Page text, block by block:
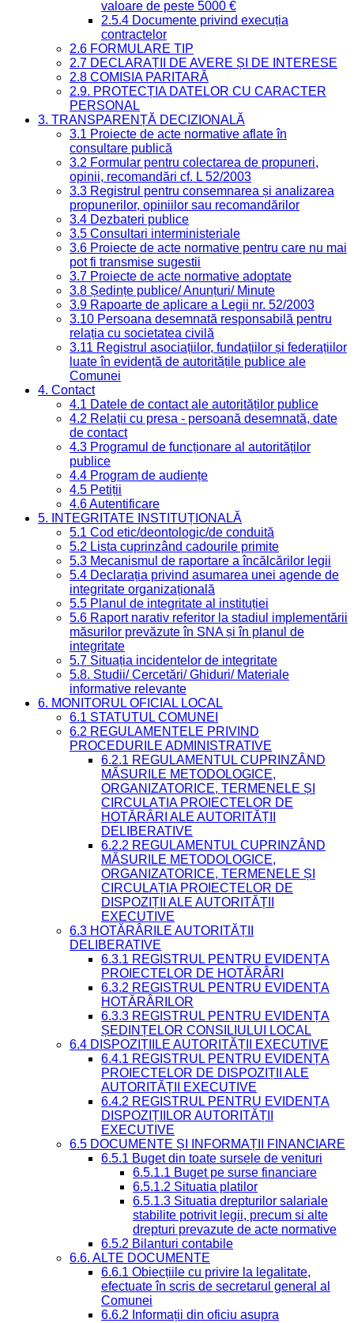
valoare de peste 5000 €
2.5.4 Documente privind execuția
contractelor
2.6 FORMULARE TIP
2.7 DECLARAȚII DE AVERE ȘI DE INTERESE
2.8 COMISIA PARITARĂ
2.9. PROTECȚIA DATELOR CU CARACTER
PERSONAL
3. TRANSPARENȚĂ DECIZIONALĂ
3.1 Proiecte de acte normative aflate în
consultare publică
3.2 Formular pentru colectarea de propuneri,
opinii, recomandări cf. L 52/2003
3.3 Registrul pentru consemnarea și analizarea
propunerilor, opiniilor sau recomandărilor
3.4 Dezbateri publice
3.5 Consultari interministeriale
3.6 Proiecte de acte normative pentru care nu mai
pot fi transmise sugestii
3.7 Proiecte de acte normative adoptate
3.8 Ședințe publice/ Anunțuri/ Minute
3.9 Rapoarte de aplicare a Legii nr. 52/2003
3.10 Persoana desemnată responsabilă pentru
relația cu societatea civilă
3.11 Registrul asociațiilor, fundațiilor și federațiilor
luate în evidență de autoritățile publice ale
Comunei
4. Contact
4.1 Datele de contact ale autorităților publice
4.2 Relații cu presa - persoană desemnată, date
de contact
4.3 Programul de funcționare al autorităților
publice
4.4 Program de audiențe
4.5 Petiții
4.6 Autentificare
5. INTEGRITATE INSTITUȚIONALĂ
5.1 Cod etic/deontologic/de conduită
5.2 Lista cuprinzând cadourile primite
5.3 Mecanismul de raportare a încălcărilor legii
5.4 Declarația privind asumarea unei agende de
integritate organizațională
5.5 Planul de integritate al instituției
5.6 Raport narativ referitor la stadiul implementării
măsurilor prevăzute în SNA și în planul de
integritate
5.7 Situația incidentelor de integritate
5.8. Studii/ Cercetări/ Ghiduri/ Materiale
informative relevante
6. MONITORUL OFICIAL LOCAL
6.1 STATUTUL COMUNEI
6.2 REGULAMENTELE PRIVIND
PROCEDURILE ADMINISTRATIVE
6.2.1 REGULAMENTUL CUPRINZÂND
MĂSURILE METODOLOGICE,
ORGANIZATORICE, TERMENELE ȘI
CIRCULAȚIA PROIECTELOR DE
HOTĂRÂRI ALE AUTORITĂȚII
DELIBERATIVE
6.2.2 REGULAMENTUL CUPRINZÂND
MĂSURILE METODOLOGICE,
ORGANIZATORICE, TERMENELE ȘI
CIRCULAȚIA PROIECTELOR DE
DISPOZIȚII ALE AUTORITĂȚII
EXECUTIVE
6.3 HOTĂRÂRILE AUTORITĂȚII
DELIBERATIVE
6.3.1 REGISTRUL PENTRU EVIDENȚA
PROIECTELOR DE HOTĂRÂRI
6.3.2 REGISTRUL PENTRU EVIDENȚA
HOTĂRÂRILOR
6.3.3 REGISTRUL PENTRU EVIDENȚA
ȘEDINȚELOR CONSILIULUI LOCAL
6.4 DISPOZIȚIILE AUTORITĂȚII EXECUTIVE
6.4.1 REGISTRUL PENTRU EVIDENȚA
PROIECTELOR DE DISPOZIȚII ALE
AUTORITĂȚII EXECUTIVE
6.4.2 REGISTRUL PENTRU EVIDENȚA
DISPOZIȚIILOR AUTORITĂȚII
EXECUTIVE
6.5 DOCUMENTE ȘI INFORMAȚII FINANCIARE
6.5.1 Buget din toate sursele de venituri
6.5.1.1 Buget pe surse financiare
6.5.1.2 Situatia platilor
6.5.1.3 Situatia drepturilor salariale
stabilite potrivit legii, precum si alte
drepturi prevazute de acte normative
6.5.2 Bilanturi contabile
6.6. ALTE DOCUMENTE
6.6.1 Obiecțiile cu privire la legalitate,
efectuate în scris de secretarul general al
Comunei
6.6.2 Informații din oficiu asupra